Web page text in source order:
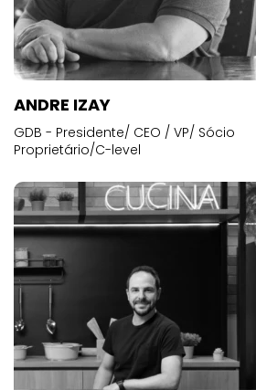
ANDRE IZAY
GDB - Presidente/ CEO / VP/ Sócio
Proprietário/C-level